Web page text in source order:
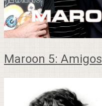
Maroon 5: Amigos